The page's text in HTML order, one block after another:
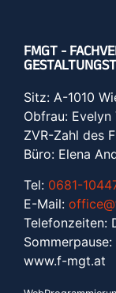
FMGT -
Sitz: A-1010
Obfrau: Evelyn
ZVR-Zahl des
Büro: Elena
Tel: 0681-
E-Mail:
Telefonzeiten:
www.f-mgt.at